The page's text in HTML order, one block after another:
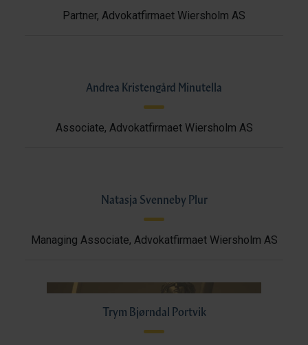
Partner, Advokatfirmaet Wiersholm AS
Andrea Kristengård Minutella
Associate, Advokatfirmaet Wiersholm AS
Natasja Svenneby Plur
Managing Associate, Advokatfirmaet Wiersholm AS
Trym Bjørndal Portvik